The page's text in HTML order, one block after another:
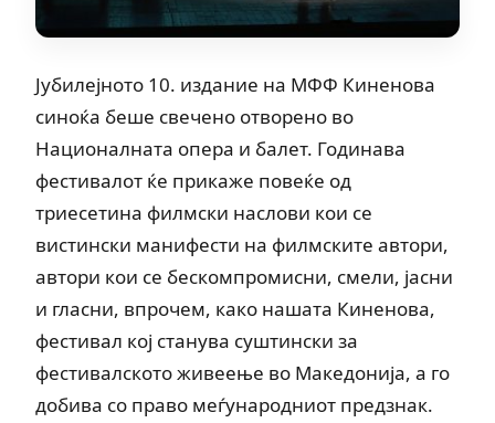
Јубилејното 10. издание на МФФ Киненова
синоќа беше свечено отворено во
Националната опера и балет. Годинава
фестивалот ќе прикаже повеќе од
триесетина филмски наслови кои се
вистински манифести на филмските автори,
автори кои се бескомпромисни, смели, јасни
и гласни, впрочем, како нашата Киненова,
фестивал кој станува суштински за
фестивалското живеење во Македонија, а го
добива со право меѓународниот предзнак.